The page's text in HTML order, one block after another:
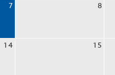
7 8
14 15